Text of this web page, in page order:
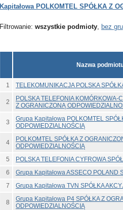
Kapitałowa POLKOMTEL SPÓŁKA Z
Filtrowanie: wszystkie podmioty, bez
Nazwa
1 TELEKOMUNIKACJA POLSKA
2
POLSKA TELEFONIA KOMÓRKOWA-
Z OGRANICZONĄ
3
Grupa Kapitałowa POLKOMTEL
ODPOWIEDZIALNOŚCIĄ
4
POLKOMTEL SPÓŁKA Z
ODPOWIEDZIALNOŚCIĄ
5 POLSKA TELEFONIA CYFROWA
6
Grupa Kapitałowa ASSECO POLAND
7
Grupa Kapitałowa TVN SPÓŁKA
8
Grupa Kapitałowa P4 SPÓŁKA Z
ODPOWIEDZIALNOŚCIĄ